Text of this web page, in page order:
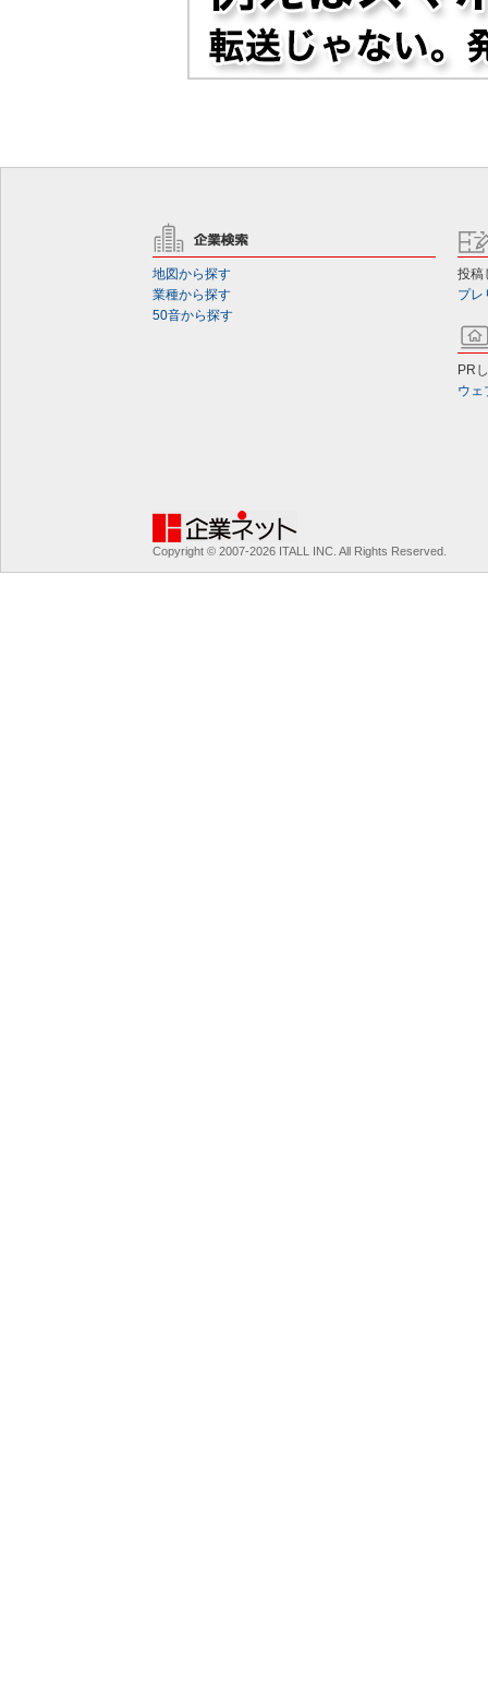
地図から探す
業種から探す
50音から探す
投稿
プレ
PR
ウェ
Copyright © 2007-2026 ITALL INC. All Rights Reserved.